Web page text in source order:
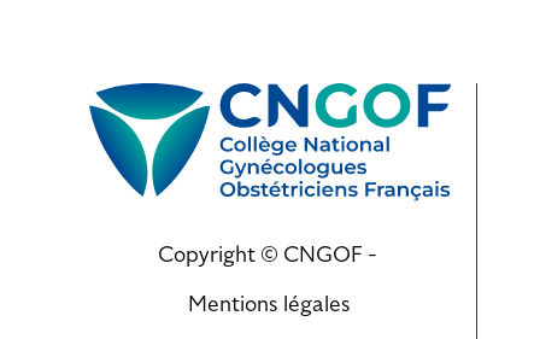
Copyright © CNGOF -
Mentions légales